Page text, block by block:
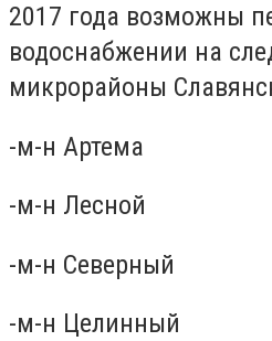
2017 года возможны
водоснабжении на
микрорайоны
-м-н Артема
-м-н Лесной
-м-н Северный
-м-н Целинный